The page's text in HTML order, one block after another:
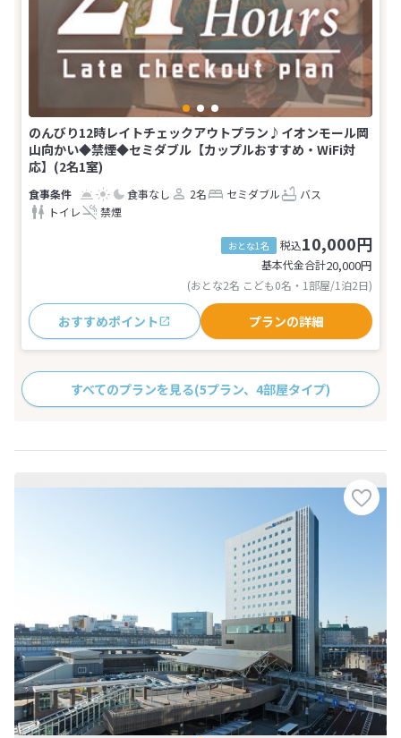
のんびり12時レイトチェックアウトプラン♪イオンモール岡
山向かい◆禁煙◆セミダブル【カップルおすすめ・WiFi対
応】(2名1室)
食事なし 2名 セミダブル
バス
トイレ
禁煙
おとな1名 税込10,000円
基本代金合計20,000円
(おとな2名 こども0名・1部屋/1泊2日)
おすすめポイント プランの詳細
すべてのプランを見る(5プラン、4部屋タイプ)